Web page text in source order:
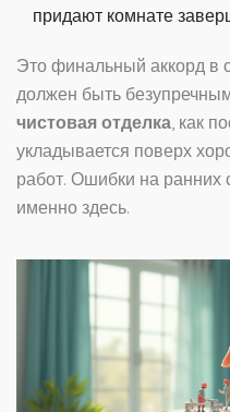
придают комнате
Это финальный аккорд в
должен быть
чистовая отделка, как
укладывается поверх
работ. Ошибки на ранних
именно здесь.